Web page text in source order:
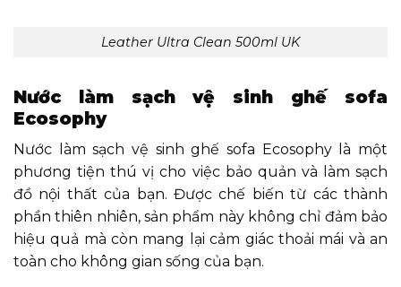
Leather Ultra Clean 500ml UK
Nước làm sạch vệ sinh ghế sofa
Ecosophy
Nước làm sạch vệ sinh ghế sofa Ecosophy là một
phương tiện thú vị cho việc bảo quản và làm sạch
đồ nội thất của bạn. Được chế biến từ các thành
phần thiên nhiên, sản phẩm này không chỉ đảm bảo
hiệu quả mà còn mang lại cảm giác thoải mái và an
toàn cho không gian sống của bạn.